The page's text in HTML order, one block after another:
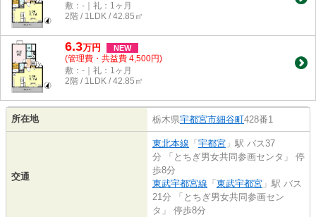
敷：-｜礼：1ヶ月
2階 / 1LDK / 42.85㎡
6.3万円 NEW
(管理費・共益費 4,500円)
敷：-｜礼：1ヶ月
2階 / 1LDK / 42.85㎡
所在地 栃木県宇都宮市細谷町428番1
交通
東北本線 「 宇都宮 」駅 バス37
分 「とちぎ男女共同参画センタ」 停
歩8分
東武宇都宮線 「 東武宇都宮 」駅 バス
21分 「とちぎ男女共同参画セン
タ」 停歩8分